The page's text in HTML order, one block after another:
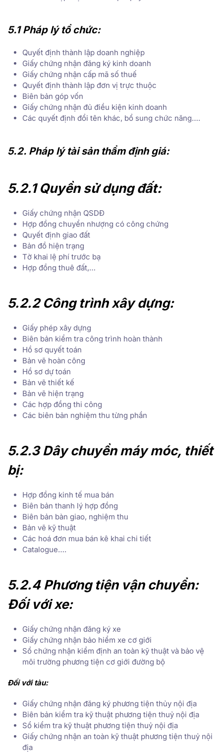
5.1 Pháp lý tổ chức:
Quyết định thành lập doanh nghiệp
Giấy chứng nhận đăng ký kinh doanh
Giấy chứng nhận cấp mã số thuế
Quyết định thành lập đơn vị trực thuộc
Biên bản góp vốn
Giấy chứng nhận đủ điều kiện kinh doanh
Các quyết định đổi tên khác, bổ sung chức năng….
5.2. Pháp lý tài sản thẩm định giá:
5.2.1 Quyền sử dụng đất:
Giấy chứng nhận QSDĐ
Hợp đồng chuyển nhượng có công chứng
Quyết định giao đất
Bản đồ hiện trạng
Tờ khai lệ phí trước bạ
Hợp đồng thuê đất,…
5.2.2 Công trình xây dựng:
Giấy phép xây dựng
Biên bản kiểm tra công trình hoàn thành
Hồ sơ quyết toán
Bản vẽ hoàn công
Hồ sơ dự toán
Bản vẽ thiết kế
Bản vẽ hiện trạng
Các hợp đồng thi công
Các biên bản nghiệm thu từng phần
5.2.3 Dây chuyền máy móc, thiết
bị:
Hợp đồng kinh tế mua bán
Biên bản thanh lý hợp đồng
Biên bản bàn giao, nghiệm thu
Bản vẽ kỹ thuật
Các hoá đơn mua bán kê khai chi tiết
Catalogue….
5.2.4 Phương tiện vận chuyển:
Đối với xe:
Giấy chứng nhận đăng ký xe
Giấy chứng nhận bảo hiểm xe cơ giới
Sổ chứng nhận kiểm định an toàn kỹ thuật và bảo vệ
môi trường phương tiện cơ giới đường bộ
Đối với tàu:
Giấy chứng nhận đăng ký phương tiện thủy nội địa
Biên bản kiểm tra kỹ thuật phương tiện thuỷ nội địa
Sổ kiểm tra kỹ thuật phương tiện thuỷ nội địa
Giấy chứng nhận an toàn kỹ thuật phương tiện thuỷ nội
địa